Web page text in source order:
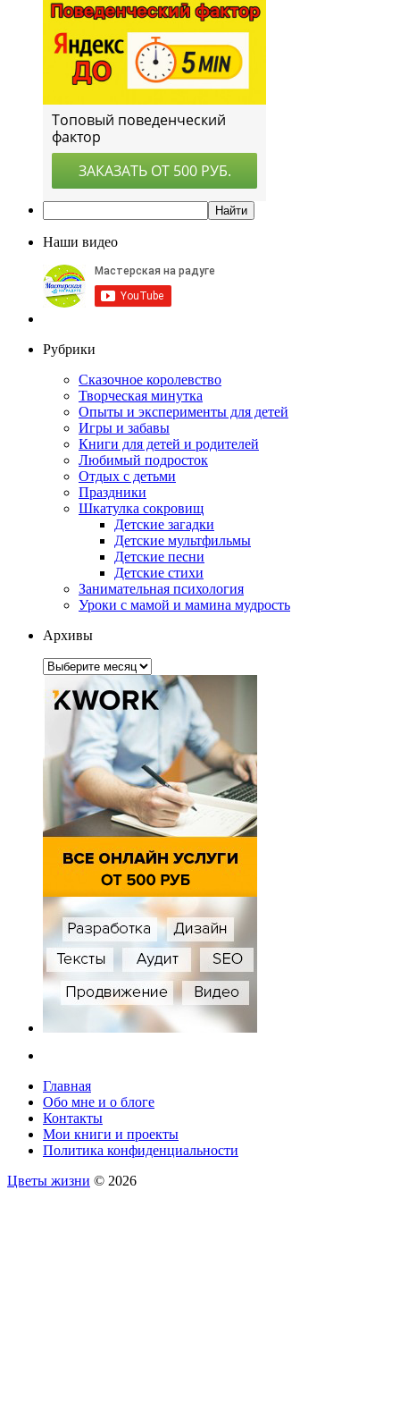
Наши видео
Рубрики
Сказочное королевство
Творческая минутка
Опыты и эксперименты для детей
Игры и забавы
Книги для детей и родителей
Любимый подросток
Отдых с детьми
Праздники
Шкатулка сокровищ
Детские загадки
Детские мультфильмы
Детские песни
Детские стихи
Занимательная психология
Уроки с мамой и мамина мудрость
Архивы
Архивы
Главная
Обо мне и о блоге
Контакты
Мои книги и проекты
Политика конфиденциальности
Цветы жизни © 2026